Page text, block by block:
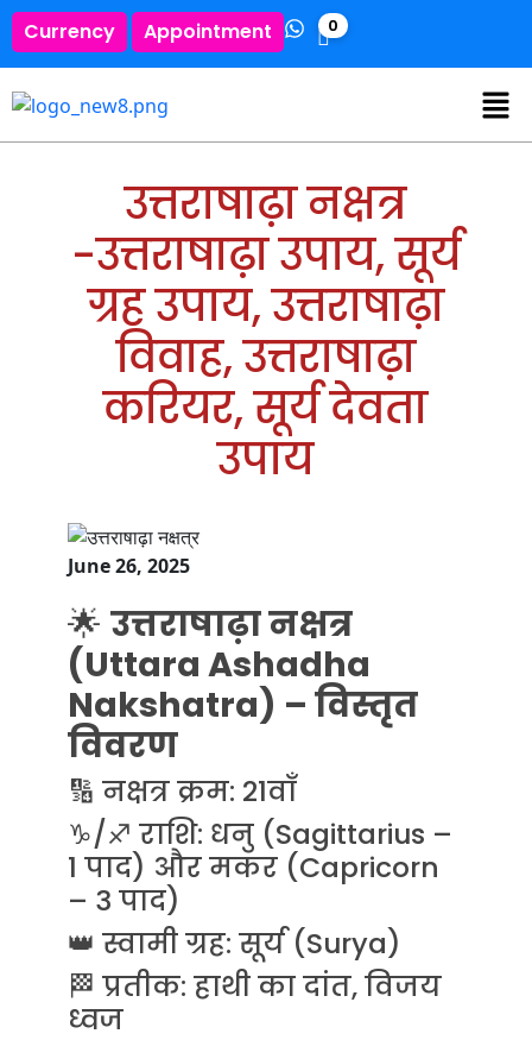
Currency Appointment 0
उत्तराषाढ़ा नक्षत्र
-उत्तराषाढ़ा उपाय, सूर्य
ग्रह उपाय, उत्तराषाढ़ा
विवाह, उत्तराषाढ़ा
करियर, सूर्य देवता
उपाय
June 26, 2025
🌟 उत्तराषाढ़ा नक्षत्र
(Uttara Ashadha
Nakshatra) – विस्तृत
विवरण
🔢 नक्षत्र क्रम: 21वाँ
♑/♐ राशि: धनु (Sagittarius –
1 पाद) और मकर (Capricorn
– 3 पाद)
👑 स्वामी ग्रह: सूर्य (Surya)
🏁 प्रतीक: हाथी का दांत, विजय
ध्वज